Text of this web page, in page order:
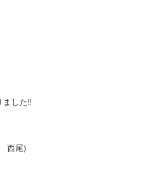
ました!!
西尾)